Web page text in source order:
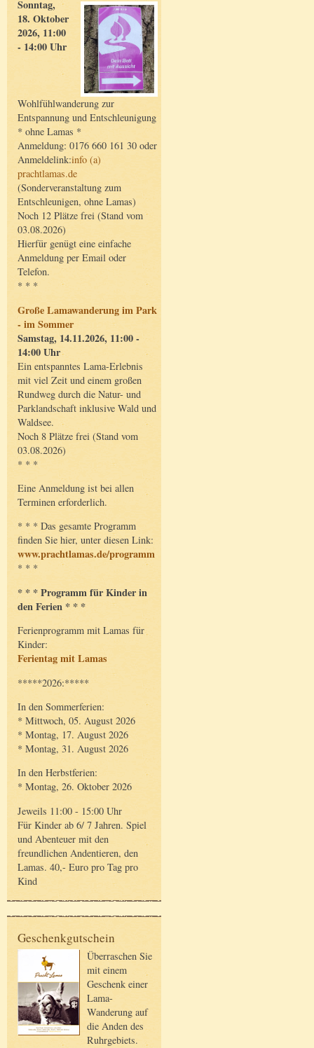
Sonntag,
18. Oktober
2026, 11:00
- 14:00 Uhr
Wohlfühlwanderung zur
Entspannung und Entschleunigung
* ohne Lamas *
Anmeldung: 0176 660 161 30 oder
Anmeldelink:info (a)
prachtlamas.de
(Sonderveranstaltung zum
Entschleunigen, ohne Lamas)
Noch 12 Plätze frei (Stand vom
03.08.2026)
Hierfür genügt eine einfache
Anmeldung per Email oder
Telefon.
* * *
Große Lamawanderung im Park
- im Sommer
Samstag, 14.11.2026, 11:00 -
14:00 Uhr
Ein entspanntes Lama-Erlebnis
mit viel Zeit und einem großen
Rundweg durch die Natur- und
Parklandschaft inklusive Wald und
Waldsee.
Noch 8 Plätze frei (Stand vom
03.08.2026)
* * *
Eine Anmeldung ist bei allen
Terminen erforderlich.
* * * Das gesamte Programm
finden Sie hier, unter diesen Link:
www.prachtlamas.de/programm
* * *
* * * Programm für Kinder in
den Ferien * * *
Ferienprogramm mit Lamas für
Kinder:
Ferientag mit Lamas
*****2026:*****
In den Sommerferien:
* Mittwoch, 05. August 2026
* Montag, 17. August 2026
* Montag, 31. August 2026
In den Herbstferien:
* Montag, 26. Oktober 2026
Jeweils 11:00 - 15:00 Uhr
Für Kinder ab 6/ 7 Jahren. Spiel
und Abenteuer mit den
freundlichen Andentieren, den
Lamas. 40,- Euro pro Tag pro
Kind
Geschenkgutschein
Überraschen Sie
mit einem
Geschenk einer
Lama-
Wanderung auf
die Anden des
Ruhrgebiets.